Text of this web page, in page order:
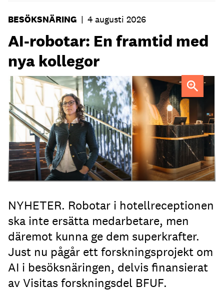
BESÖKSNÄRING | 4 augusti 2026
AI-robotar: En framtid med
nya kollegor
Professor Kristina Palm FOTO: Theresia ViskaFOTO:
Dylan Calluy / Unsplash
NYHETER. Robotar i hotellreceptionen
ska inte ersätta medarbetare, men
däremot kunna ge dem superkrafter.
Just nu pågår ett forskningsprojekt om
AI i besöksnäringen, delvis finansierat
av Visitas forskningsdel BFUF.